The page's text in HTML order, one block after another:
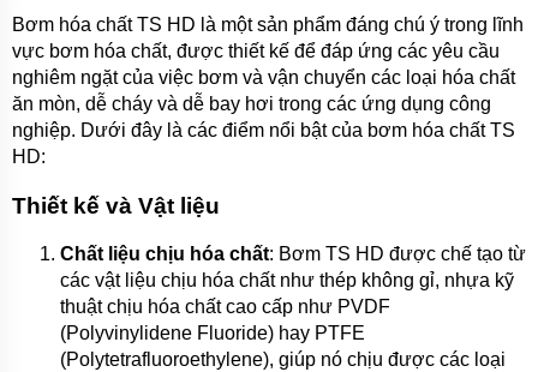
ĐỘNG
CƠ
ĐIỆN
VAN
VÒI
PHỤ
BƠM
Bơm hóa chất TS HD là một sản phẩm đáng chú ý trong lĩnh
vực bơm hóa chất, được thiết kế để đáp ứng các yêu cầu
nghiêm ngặt của việc bơm và vận chuyển các loại hóa chất
ăn mòn, dễ cháy và dễ bay hơi trong các ứng dụng công
nghiệp. Dưới đây là các điểm nổi bật của bơm hóa chất TS
HD:
Thiết kế và Vật liệu
Chất liệu chịu hóa chất: Bơm TS HD được chế tạo từ
các vật liệu chịu hóa chất như thép không gỉ, nhựa kỹ
thuật chịu hóa chất cao cấp như PVDF
(Polyvinylidene Fluoride) hay PTFE
(Polytetrafluoroethylene), giúp nó chịu được các loại